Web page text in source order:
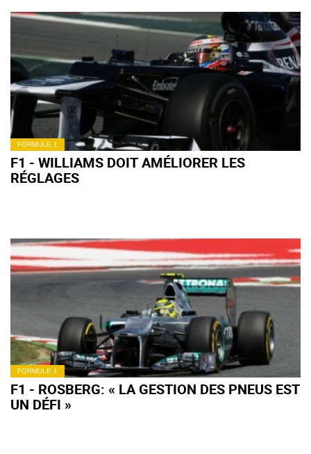
FORMULE 1
F1 - WILLIAMS DOIT AMÉLIORER LES
RÉGLAGES
FORMULE 1
F1 - ROSBERG: « LA GESTION DES PNEUS EST
UN DÉFI »